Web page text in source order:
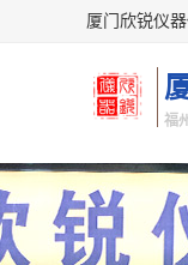
福